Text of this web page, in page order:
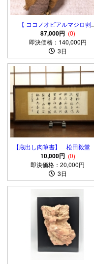
【 ココノオビアルマジロ剥
】 合法品 完全体（一部修
復） 木台付
87,000円 (0)
即決価格：140,000円
3日
【蔵出し肉筆書】 松田
横額/扁額
10,000円 (0)
即決価格：20,000円
3日